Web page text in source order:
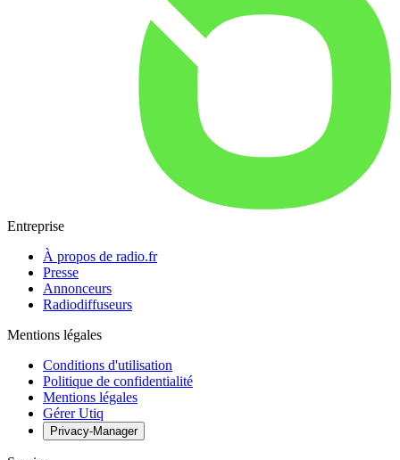
Entreprise
À propos de radio.fr
Presse
Annonceurs
Radiodiffuseurs
Mentions légales
Conditions d'utilisation
Politique de confidentialité
Mentions légales
Gérer Utiq
Privacy-Manager